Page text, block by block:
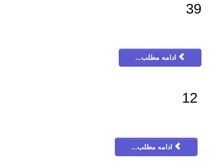
39
ادامه مطلب...
12
ادامه مطلب...